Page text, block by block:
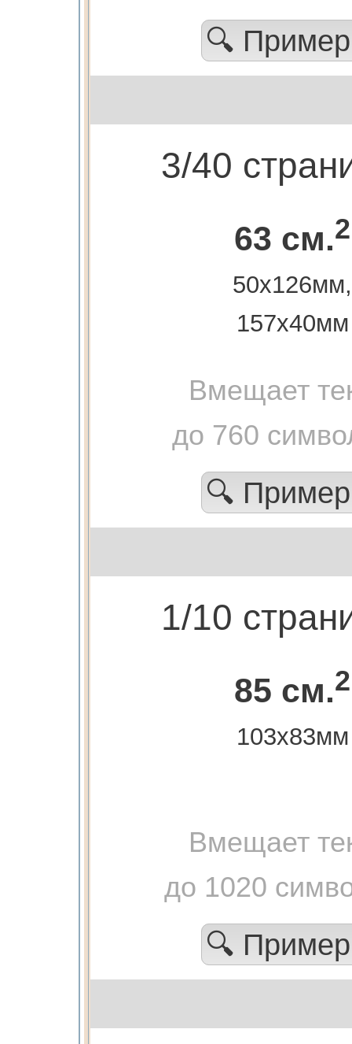
🔍
3/40
63 см.2
50х126мм,
157х40мм
Вмещает
до 760
🔍
1/10
85 см.2
103х83мм
Вмещает
до 1020
🔍